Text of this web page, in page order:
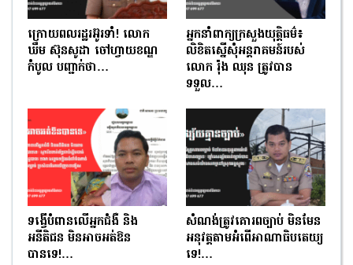
ក្រោយពលរដ្ឋរអ៊ូរទាំ! លោក
ឃឹម ស៊ុនសូដា ចៅហ្វាយខណ្ឌ
កំបូល បញ្ជាក់ថា…
អ្នកនាំពាក្យក្រសួងយុត្តិធម៌៖
លិខិតស្នើសុំអន្តរាគមន៍របស់
លោក រ៉ុង ឈុន ត្រូវបាន
ទទួល…
ទង្វើបំពានលើអ្នកជំងឺ និង
អនីតិជន មិនអាចអត់ឱន
បានទេ!…
សំណង់ត្រូវគោរពច្បាប់ មិនមែន
អនុវត្តតាមអំពើអាណាធិបតេយ្យ
ទេ!…